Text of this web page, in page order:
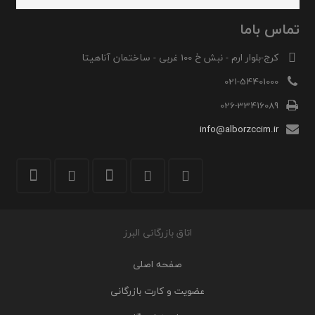
تماس باما
کرج-بلوار ارم - نبش خ 100 غربی - ساختمان آناهیتا
021-54401000
026-33416089
info@alborzccim.ir
اتاق بازرگانی البرز
صفحه اصلی
عضویت و کارت بازرگانی